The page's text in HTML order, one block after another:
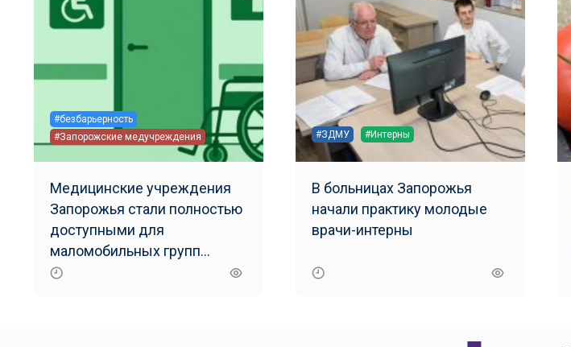
#безбарьерность
#Запорожские медучреждения
Медицинские учреждения
Запорожья стали полностью
доступными для
маломобильных групп
населения
#ЗДМУ #Интерны
В больницах Запорожья
начали практику молодые
врачи-интерны